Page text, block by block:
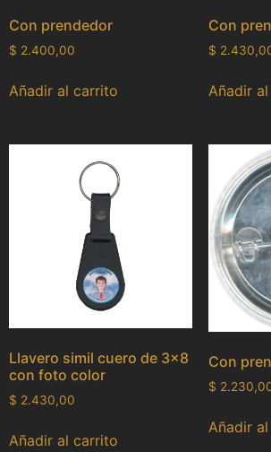
Con prendedor
$ 2.400,00
Añadir al carrito
Con
$
Añadir
Llavero simil cuero de 3×8
con foto color
$ 2.430,00
Añadir al carrito
Con
$
Añadir